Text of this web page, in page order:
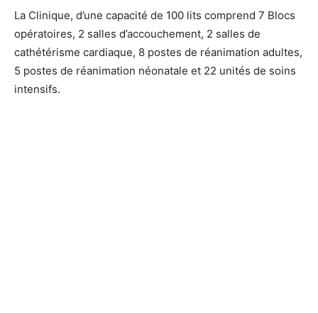
La Clinique, d’une capacité de 100 lits comprend 7 Blocs
opératoires, 2 salles d’accouchement, 2 salles de
cathétérisme cardiaque, 8 postes de réanimation adultes,
5 postes de réanimation néonatale et 22 unités de soins
intensifs.